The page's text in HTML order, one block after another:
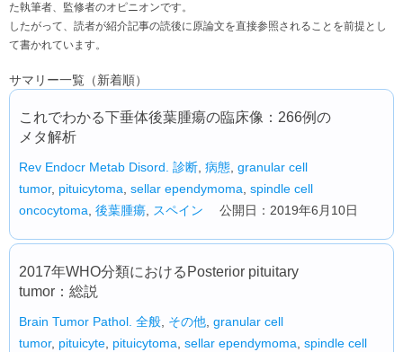
た執筆者、監修者のオピニオンです。
したがって、読者が紹介記事の読後に原論文を直接参照されることを前提とし
て書かれています。
サマリー一覧（新着順）
これでわかる下垂体後葉腫瘍の臨床像：266例の
メタ解析
Rev Endocr Metab Disord. 診断 病態 granular cell
tumor, pituicytoma sellar ependymoma spindle cell
oncocytoma 後葉腫瘍 スペイン 公開日：2019年6月10日
2017年WHO分類におけるPosterior pituitary
tumor：総説
Brain Tumor Pathol. 全般 その他 granular cell
tumor, pituicyte pituicytoma sellar ependymoma spindle cell